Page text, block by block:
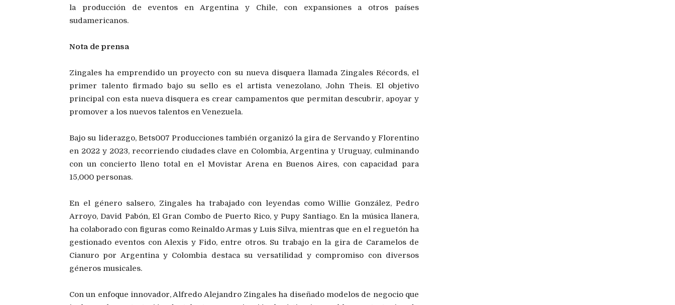
la producción de eventos en Argentina y Chile, con expansiones a otros países
sudamericanos.
Nota de prensa
Zingales ha emprendido un proyecto con su nueva disquera llamada Zingales Récords, el
primer talento firmado bajo su sello es el artista venezolano, John Theis. El objetivo
principal con esta nueva disquera es crear campamentos que permitan descubrir, apoyar y
promover a los nuevos talentos en Venezuela.
Bajo su liderazgo, Bets007 Producciones también organizó la gira de Servando y Florentino
en 2022 y 2023, recorriendo ciudades clave en Colombia, Argentina y Uruguay, culminando
con un concierto lleno total en el Movistar Arena en Buenos Aires, con capacidad para
15,000 personas.
En el género salsero, Zingales ha trabajado con leyendas como Willie González, Pedro
Arroyo, David Pabón, El Gran Combo de Puerto Rico, y Pupy Santiago. En la música llanera,
ha colaborado con figuras como Reinaldo Armas y Luis Silva, mientras que en el reguetón ha
gestionado eventos con Alexis y Fido, entre otros. Su trabajo en la gira de Caramelos de
Cianuro por Argentina y Colombia destaca su versatilidad y compromiso con diversos
géneros musicales.
Con un enfoque innovador, Alfredo Alejandro Zingales ha diseñado modelos de negocio que